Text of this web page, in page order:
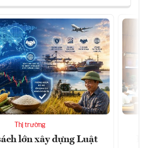
Thị trường
lớn xây dựng Luật